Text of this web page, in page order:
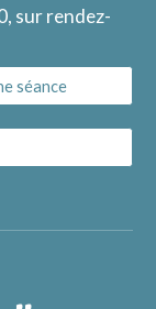
sur rendez-
séance